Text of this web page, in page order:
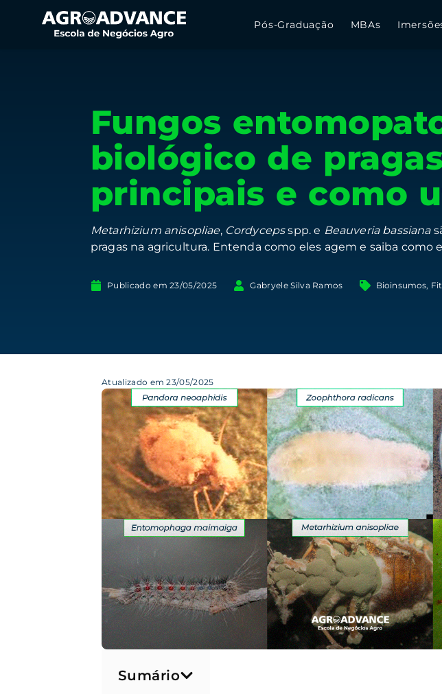
Pós-Graduação MBAs
Fungos
biológico de
principais e como
Metarhizium anisopliae, Cordycepsspp. e Beauveria bassiana
pragas na agricultura. Entenda como eles agem e saiba
Publicado em 23/05/2025 Gabryele Silva Ramos Bioinsumos,
Atualizado em 23/05/2025
Sumário